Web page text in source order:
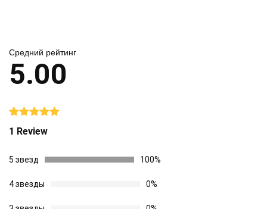
Средний рейтинг
5.00
5.00из 5
пользователя
1 Review
5 звезд 100%
4 звезды 0%